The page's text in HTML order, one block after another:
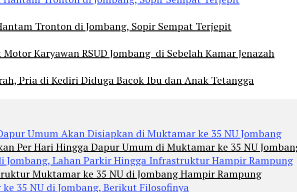
Tronton di Jombang, Sopir Sempat Terjepit
Karyawan RSUD Jombang di Sebelah Kamar Jenazah
Pria di Kediri Diduga Bacok Ibu dan Anak Tetangga
Per Hari Hingga Dapur Umum di Muktamar ke 35 NU
Muktamar ke 35 NU di Jombang Hampir Rampung